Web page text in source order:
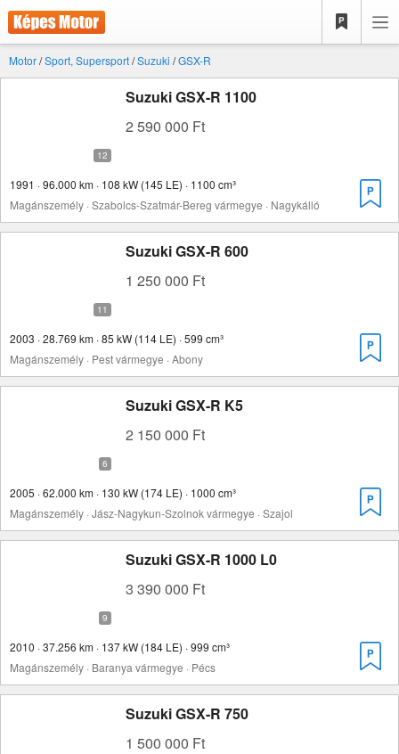
Motor/Sport, Supersport/Suzuki /GSX-R
Suzuki GSX-R 1100
2 590 000 Ft
1991 · 96.000 km · 108 kW (145 LE) · 1100 cm³
Magánszemély · Szabolcs-Szatmár-Bereg vármegye · Nagykálló
Suzuki GSX-R 600
1 250 000 Ft
2003 · 28.769 km · 85 kW (114 LE) · 599 cm³
Magánszemély · Pest vármegye · Abony
Suzuki GSX-R K5
2 150 000 Ft
2005 · 62.000 km · 130 kW (174 LE) · 1000 cm³
Magánszemély · Jász-Nagykun-Szolnok vármegye · Szajol
Suzuki GSX-R 1000 L0
3 390 000 Ft
2010 · 37.256 km · 137 kW (184 LE) · 999 cm³
Magánszemély · Baranya vármegye · Pécs
Suzuki GSX-R 750
1 500 000 Ft